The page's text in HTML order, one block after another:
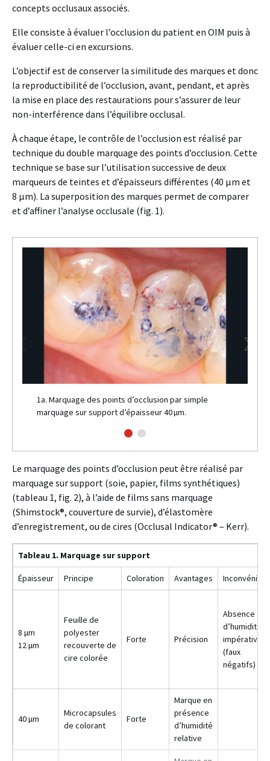
concepts occlusaux associés.
Elle consiste à évaluer l’occlusion du patient en OIM puis à
évaluer celle-ci en excursions.
L’objectif est de conserver la similitude des marques et donc
la reproductibilité de l’occlusion, avant, pendant, et après
la mise en place des restaurations pour s’assurer de leur
non-interférence dans l’équilibre occlusal.
À chaque étape, le contrôle de l’occlusion est réalisé par
technique du double marquage des points d’occlusion. Cette
technique se base sur l’utilisation successive de deux
marqueurs de teintes et d’épaisseurs différentes (40 µm et
8 µm). La superposition des marques permet de comparer
et d’affiner l’analyse occlusale (fig. 1).
1a. Marquage des points d’occlusion par simple
marquage sur support d’épaisseur 40 µm.
Le marquage des points d’occlusion peut être réalisé par
marquage sur support (soie, papier, films synthétiques)
(tableau 1, fig. 2), à l’aide de films sans marquage
(Shimstock®, couverture de survie), d’élastomère
d’enregistrement, ou de cires (Occlusal Indicator® – Kerr).
Tableau 1. Marquage sur support
Épaisseur Principe Coloration Avantages
8 µm
12 µm
Feuille de
polyester
recouverte de
cire colorée
Forte Précision
Absence
d’humidité
impérative
(faux
négatifs)
40 µm
Microcapsules
de colorant
Forte
Marque en
présence
d’humidité
relative